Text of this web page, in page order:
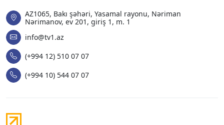
AZ1065, Bakı şəhəri, Yasamal rayonu, Nəriman
Nərimanov, ev 201, giriş 1, m. 1
info@tv1.az
(+994 12) 510 07 07
(+994 10) 544 07 07